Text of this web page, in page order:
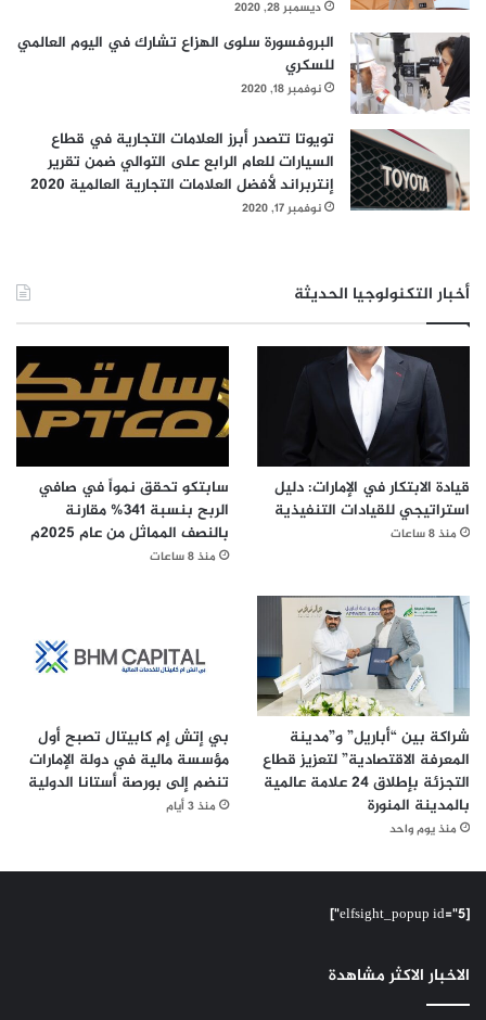
1
ديسمبر 28, 2020
البروفسورة سلوى الهزاع تشارك في اليوم العالمي
للسكري
نوفمبر 18, 2020
تويوتا تتصدر أبرز العلامات التجارية في قطاع
السيارات للعام الرابع على التوالي ضمن تقرير
إنتربراند لأفضل العلامات التجارية العالمية 2020
نوفمبر 17, 2020
أخبار التكنولوجيا الحديثة
قيادة الابتكار في الإمارات: دليل
استراتيجي للقيادات التنفيذية
منذ 8 ساعات
سابتكو تحقق نمواً في صافي
الربح بنسبة 341% مقارنة
بالنصف المماثل من عام 2025م
منذ 8 ساعات
شراكة بين “أباريل” و”مدينة
المعرفة الاقتصادية” لتعزيز قطاع
التجزئة بإطلاق 24 علامة عالمية
بالمدينة المنورة
منذ يوم واحد
بي إتش إم كابيتال تصبح أول
مؤسسة مالية في دولة الإمارات
تنضم إلى بورصة أستانا الدولية
منذ 3 أيام
[elfsight_popup id="5"]
الاخبار الاكثر مشاهدة